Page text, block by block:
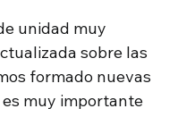
unidad muy
sobre las
formado nuevas
muy importante